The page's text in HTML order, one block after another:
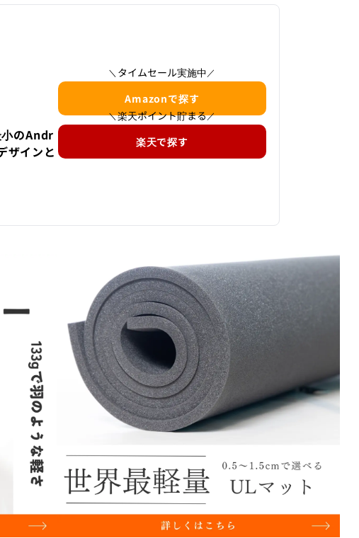
のAndr
ザインと
＼ タイムセール実施中 ／
Amazonで探す
＼楽天ポイント貯まる／
楽天で探す